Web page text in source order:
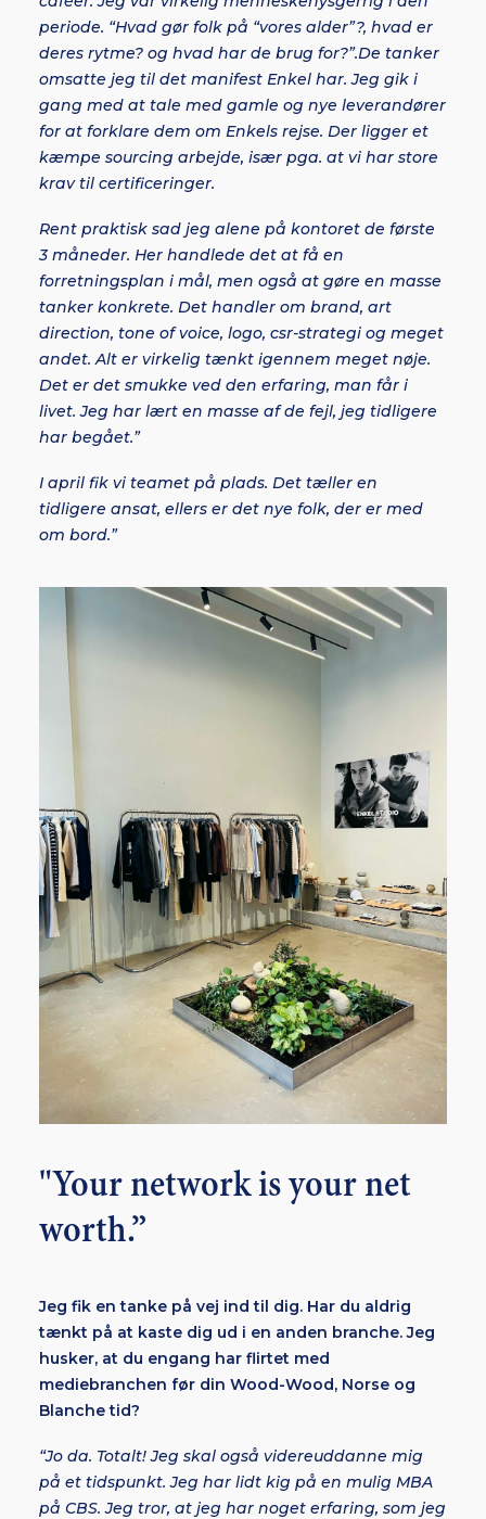
periode. “Hvad gør folk på “vores alder”?, hvad er
deres rytme? og hvad har de brug for?”.De tanker
omsatte jeg til det manifest Enkel har. Jeg gik i
gang med at tale med gamle og nye leverandører
for at forklare dem om Enkels rejse. Der ligger et
kæmpe sourcing arbejde, især pga. at vi har store
krav til certificeringer.
Rent praktisk sad jeg alene på kontoret de første
3 måneder. Her handlede det at få en
forretningsplan i mål, men også at gøre en masse
tanker konkrete. Det handler om brand, art
direction, tone of voice, logo, csr-strategi og meget
andet. Alt er virkelig tænkt igennem meget nøje.
Det er det smukke ved den erfaring, man får i
livet. Jeg har lært en masse af de fejl, jeg tidligere
har begået.”
I april fik vi teamet på plads. Det tæller en
tidligere ansat, ellers er det nye folk, der er med
om bord.”
"Your network is your net
worth.”
Jeg fik en tanke på vej ind til dig. Har du aldrig
tænkt på at kaste dig ud i en anden branche. Jeg
husker, at du engang har flirtet med
mediebranchen før din Wood-Wood, Norse og
Blanche tid?
“Jo da. Totalt! Jeg skal også videreuddanne mig
på et tidspunkt. Jeg har lidt kig på en mulig MBA
på CBS. Jeg tror, at jeg har noget erfaring, som jeg